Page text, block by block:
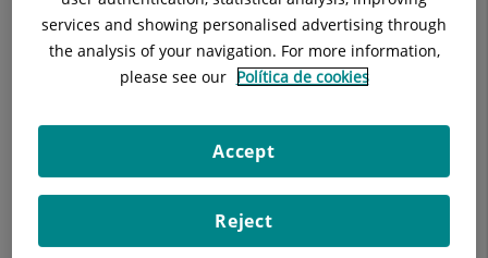
Proyecto Docente y Formación
general.
Formación de los estudiantes de 4º Curso de Medicina de
la UB
Participación en proyectos de investigación.
services and showing personalised advertising through
the analysis of your navigation. For more information,
please see our Política de cookies
Reject
Accept